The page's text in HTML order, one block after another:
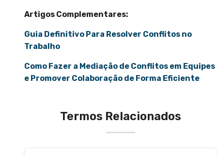
Artigos Complementares:
Guia Definitivo Para Resolver Conflitos no
Trabalho
Como Fazer a Mediação de Conflitos em Equipes
e Promover Colaboração de Forma Eficiente
Termos Relacionados